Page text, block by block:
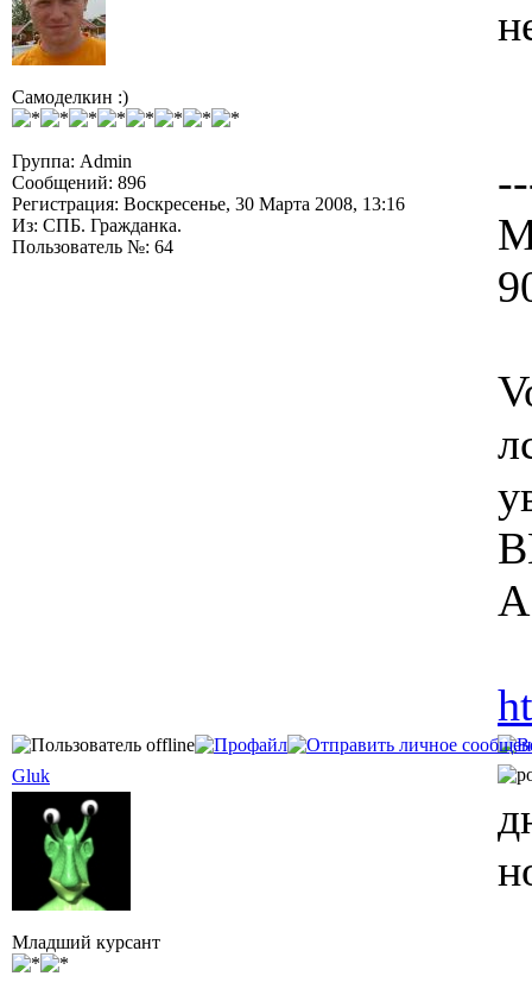
Самоделкин :)
Группа: Admin
Сообщений: 896
Регистрация: Воскресенье, 30 Марта 2008, 13:16
Из: СПБ. Гражданка.
Пользователь №: 64
А
Gluk
Младший курсант